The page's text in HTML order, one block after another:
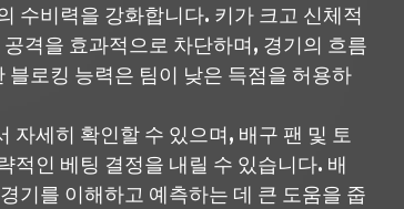
수비력을 강화합니다. 키가 크고 신체적
격을 효과적으로 차단하며, 경기의 흐름
로킹 능력은 팀이 낮은 득점을 허용하
세히 확인할 수 있으며, 배구 팬 및 토
적인 베팅 결정을 내릴 수 있습니다. 배
기를 이해하고 예측하는 데 큰 도움을 줍